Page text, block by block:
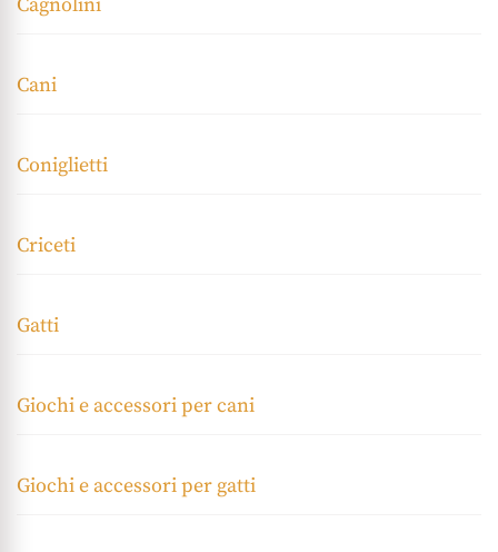
Cani
Coniglietti
Criceti
Gatti
Giochi e accessori per cani
Giochi e accessori per gatti